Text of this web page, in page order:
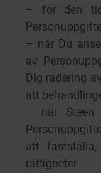
– för den
– när Du
av
Dig radering
att
– när Steen
att
rättigheter